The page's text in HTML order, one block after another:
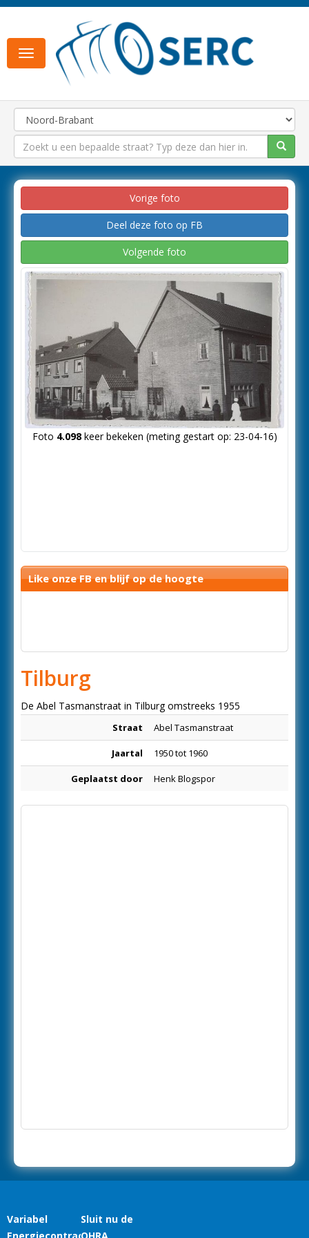
Toggle
navigation
Vorige foto
Deel deze foto op FB
Volgende foto
Foto 4.098keer bekeken (meting gestart op: 23-04-16)
Like onze FB en blijf op de hoogte
Tilburg
De Abel Tasmanstraat in Tilburg omstreeks 1955
Straat Abel Tasmanstraat
Jaartal 1950 tot 1960
Geplaatst door Henk Blogspor